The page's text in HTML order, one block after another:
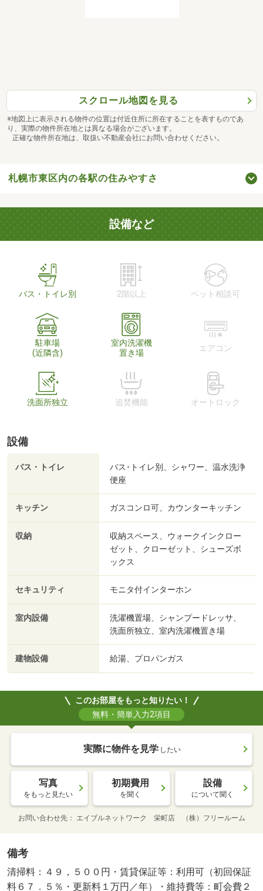
スクロール地図を見る
※地図上に表示される物件の位置は付近住所に所在することを表すものであ
り、実際の物件所在地とは異なる場合がございます。
正確な物件所在地は、取扱い不動産会社にお問い合わせください。
札幌市東区内の各駅の住みやすさ
設備など
バス・トイレ別 2階以上 ペット相談可
駐車場
(近隣含)
室内洗濯機
置き場
エアコン
洗面所独立 追焚機能 オートロック
設備
バス・トイレ
バス･トイレ別、シャワー、温水洗浄
便座
キッチン ガスコンロ可、カウンターキッチン
収納
収納スペース、ウォークインクロー
ゼット、クローゼット、シューズボ
ックス
セキュリティ モニタ付インターホン
室内設備
洗濯機置場、シャンプードレッサ、
洗面所独立、室内洗濯機置き場
建物設備 給湯、プロパンガス
このお部屋をもっと知りたい！
無料・簡単入力2項目
実際に物件を見学 したい
写真
をもっと見たい
初期費用
を聞く
設備
について聞く
お問い合わせ先 エイブルネットワーク 栄町店 （株）フリールーム
備考
清掃料：４９，５００円・賃貸保証等：利用可（初回保証
料６７．５％・更新料１万円／年）・維持費等：町会費２